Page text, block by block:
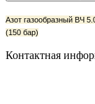
Азот газообразный ВЧ
(150 бар)
Контактная